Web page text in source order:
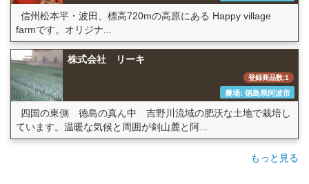
信州松本平・波田、標高720mの高原にある Happy village
farmです。オリジナ...
株式会社 リーキ
登録商品数:1
農場: 徳島県阿波市
四国の東側 徳島の真ん中 吉野川流域の肥沃な土地で栽培し
ています。温暖な気候と周囲が剣山麓と阿...
もっと見る